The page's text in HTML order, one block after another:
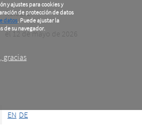
y ajustes para cookies y
de protección de datos
datos. Puede ajustar la
de su navegador.
gracias
Release
el 12 de mayo de 2026
EN DE